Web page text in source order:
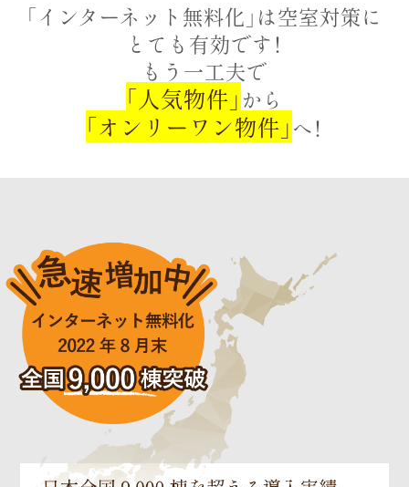
「インターネット無料化」は空室対策に
とても有効です！
もう一工夫で
「人気物件」から
「オンリーワン物件」へ！